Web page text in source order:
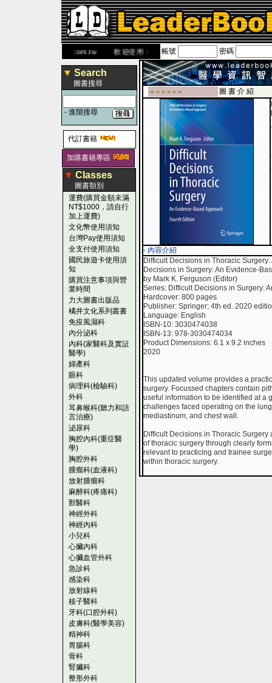
www.leaderbook.com.tw歡迎使用 國民旅遊卡！！
帳號 密碼
▼ Search
圖書搜尋
- 進階搜尋
代訂書籍
加購書籍專區
▼ Classes
圖書類別
運費(購買金額未滿
NT$1000，請自行
加上運費)
文化幣使用須知
台灣Pay使用須知
全支付使用須知
國民旅遊卡使用須
知
購買注意事項與營
業時間
力大圖書出版品
橘井文化系列叢書
免疫風濕科
內分泌科
內科(家醫科及實証
醫學)
婦產科
眼科
病理科(檢驗科)
外科
耳鼻喉科(聽力和語
言治療)
泌尿科
胸腔內科(重症醫
學)
胸腔外科
腫瘤科(血液科)
放射腫瘤科
麻醉科(疼痛科)
獸醫科
神經外科
神經內科
小兒科
心臟內科
心臟血管外科
急診科
感染科
放射線科
核子醫科
牙科(口腔外科)
皮膚科(醫學美容)
精神科
胃腸科
骨科
腎臟科
整形外科
-■ ■ ■ ■ ■ ■
圖 書 介 紹
- 內容介紹
Difficult Decisions in Thoracic
Decisions in Surgery: An Evidence-
by Mark K. Ferguson (Editor)
Series: Difficult Decisions in Surgery:
Hardcover: 800 pages
Publisher: Springer; 4th ed. 2020
Language: English
ISBN-10: 3030474038
ISBN-13: 978-3030474034
Product Dimensions: 6.1 x 9.2 inches
2020
This updated volume provides a
surgery. Focussed chapters contain
useful information to be identified at a
challenges faced operating on the
mediastinum, and chest wall.
Difficult Decisions in Thoracic
of thoracic surgery through clearly
relevant to practicing and trainee
within thoracic surgery.